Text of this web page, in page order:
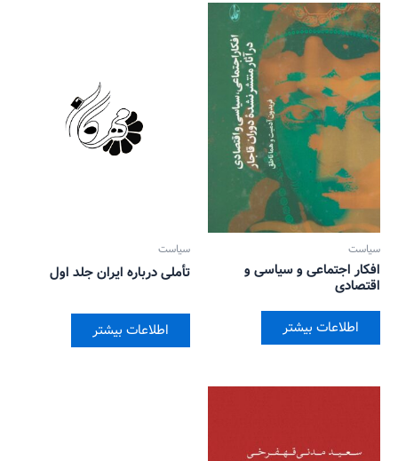
سیاست
افکار اجتماعی و سیاسی و
اقتصادی
اطلاعات بیشتر
سیاست
تأملی درباره ایران جلد اول
اطلاعات بیشتر